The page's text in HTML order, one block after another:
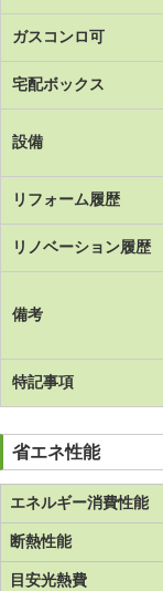
ガスコンロ可
宅配ボックス
設備
リフォーム履歴
リノベーション履歴
備考
特記事項
省エネ性能
エネルギー消費性能
断熱性能
目安光熱費